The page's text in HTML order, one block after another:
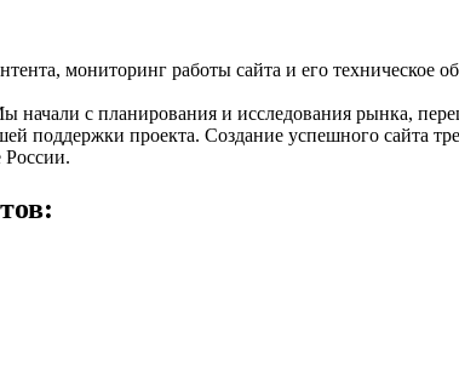
мониторинг работы сайта и его
начали с планирования и исследования рынка,
поддержки проекта. Создание успешного сайта
России.